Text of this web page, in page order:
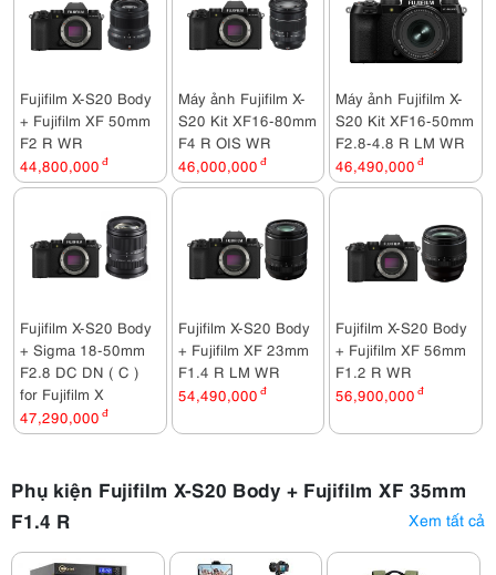
Fujifilm X-S20 Body
+ Fujifilm XF 50mm
F2 R WR
44,800,000 đ
Máy ảnh Fujifilm X-
S20 Kit XF16-80mm
F4 R OIS WR
46,000,000 đ
Máy ảnh Fujifilm X-
S20 Kit XF16-50mm
F2.8-4.8 R LM WR
46,490,000 đ
Fujifilm X-S20 Body
+ Sigma 18-50mm
F2.8 DC DN ( C )
for Fujifilm X
47,290,000 đ
Fujifilm X-S20 Body
+ Fujifilm XF 23mm
F1.4 R LM WR
54,490,000 đ
Fujifilm X-S20 Body
+ Fujifilm XF 56mm
F1.2 R WR
56,900,000 đ
Phụ kiện Fujifilm X-S20 Body + Fujifilm XF 35mm
F1.4 R
Xem tất cả